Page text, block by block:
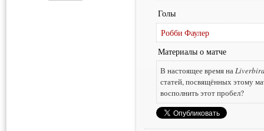
Голы
Робби Фаулер
Материалы о матче
В настоящее время на
статей, посвящённых этому
восполнить этот пробел?